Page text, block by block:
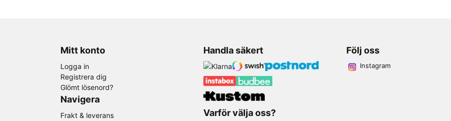
Mitt konto
Logga in
Registrera dig
Glömt lösenord?
Navigera
Frakt & leverans
Handla säkert
Varför välja oss?
Följ oss
Instagram